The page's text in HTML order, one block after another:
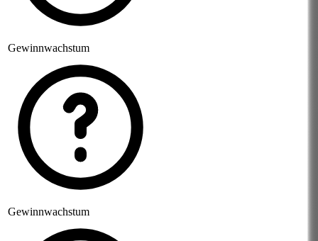
Gewinnwachstum
Gewinnwachstum